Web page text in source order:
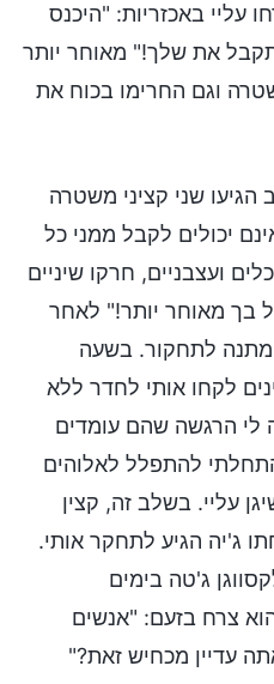
עליי באכזריות: "היכנס
את שלך!" מאוחר יותר
וגם החרימו בכוח את
שני קציני משטרה
יכולים לקבל ממני כל
ועצבניים, חרקו שיניים
בך מאוחר יותר!" לאחר
לתחקור. בשעה
לקחו אותי לחדר ללא
לי הרגשה שהם עומדים
להתפלל לאלוהים
עליי. בשלב זה, קצין
ג'יה הגיע לתחקר אותי.
ג'טה בימים
צרח בזעם: "אנשים
עדיין מכחיש זאת?"